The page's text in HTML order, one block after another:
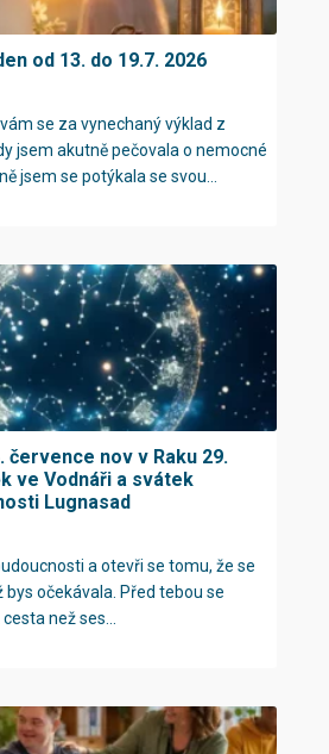
od 13. do 19.7. 2026
se za vynechaný výklad z
jsem akutně pečovala o nemocné
jsem se potýkala se svou...
července nov v Raku 29.
ve Vodnáři a svátek
Lugnasad
a otevři se tomu, že se
bys očekávala. Před tebou se
než ses...